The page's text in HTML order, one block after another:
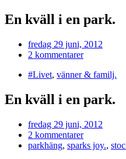
En kväll i en park.
fredag 29 juni, 2012
2 kommentarer
#Livet, vänner & familj.
En kväll i en park.
fredag 29 juni, 2012
2 kommentarer
parkhäng, sparks joy.,